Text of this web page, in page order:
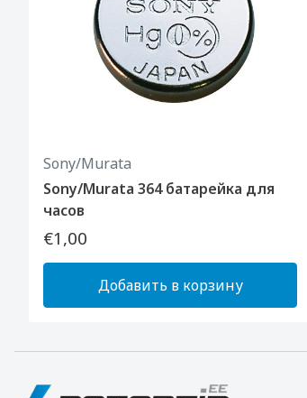
Sony/Murata
Sony/Murata 364 батарейка для
часов
€1,00
Добавить в корзину